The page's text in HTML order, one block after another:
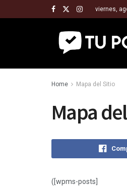
viernes,
Home Mapa del Sitio
Mapa
([wpms-posts]